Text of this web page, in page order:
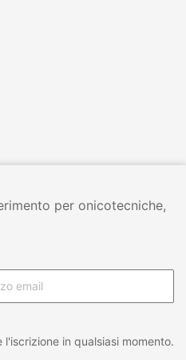
per onicotecniche,
l'iscrizione in qualsiasi momento.